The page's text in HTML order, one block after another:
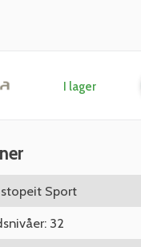
I lager
Sport
32